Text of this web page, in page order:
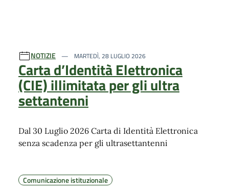
NOTIZIE MARTEDÌ, 28 LUGLIO 2026
Carta d’Identità Elettronica
(CIE) illimitata per gli ultra
settantenni
Dal 30 Luglio 2026 Carta di Identità Elettronica
senza scadenza per gli ultrasettantenni
Comunicazione istituzionale